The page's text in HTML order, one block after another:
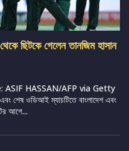
ছিটকে গেলেন তানজিম হাসান
HASSAN/AFP via Getty
শেষ ওডিআই ম্যাচটিতে বাংলাদেশ এবং
আগে...